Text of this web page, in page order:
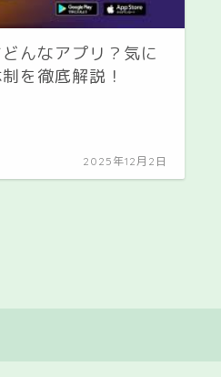
んなアプリ？気に
を徹底解説！
2025年12月2日